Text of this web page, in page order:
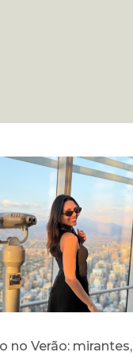
no Verão: mirantes,